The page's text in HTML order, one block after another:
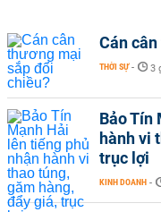
Cán
THỜI SỰ - 3
Bảo Tín
hành vi
trục lợi
KINH DOANH -